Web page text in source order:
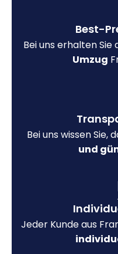
Best-
Bei uns erhalten Sie
Umzug
Bei uns wissen Sie,
und
Jeder Kunde aus